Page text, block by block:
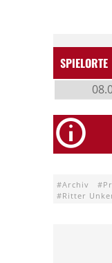
SPIELORTE
Archiv
Ritter